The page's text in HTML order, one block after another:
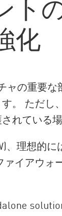
化
ャの重要
。 ただ
れている場
、理想的
イアウォ